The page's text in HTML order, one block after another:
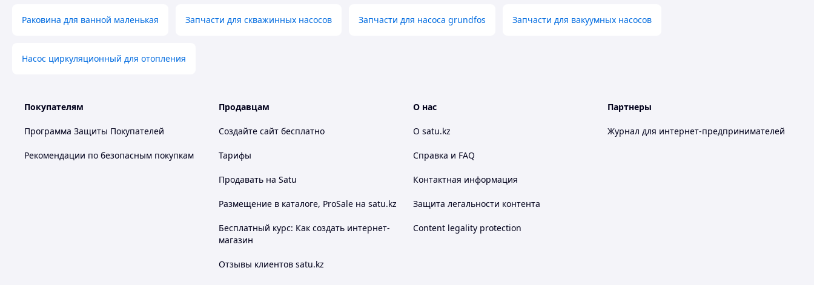
Раковина для ванной маленькая Запчасти для скважинных насосов Запчасти для насоса grundfos Запчасти для вакуумных насосов
Насос циркуляционный для отопления
Покупателям
Программа Защиты Покупателей
Рекомендации по безопасным покупкам
Продавцам
Создайте сайт бесплатно
Тарифы
Продавать на Satu
Размещение в каталоге, ProSale на satu.kz
Бесплатный курс: Как создать интернет-
магазин
Отзывы клиентов satu.kz
О нас
О satu.kz
Справка и FAQ
Контактная информация
Защита легальности контента
Content legality protection
Партнеры
Журнал для интернет-предпринимателей